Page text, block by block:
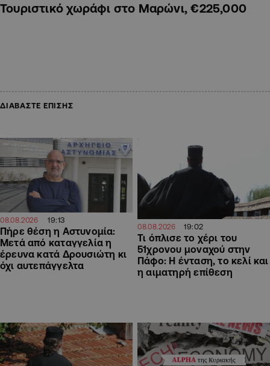
Τουριστικό χωράφι στο Μαρώνι, €225,000
ΔΙΑΒΑΣΤΕ ΕΠΙΣΗΣ
08.08.2026 19:13
Πήρε θέση η Αστυνομία:
Μετά από καταγγελία η
έρευνα κατά Δρουσιώτη κι
όχι αυτεπάγγελτα
08.08.2026 19:02
Τι όπλισε το χέρι του
51χρονου μοναχού στην
Πάφο: Η ένταση, το κελί και
η αιματηρή επίθεση